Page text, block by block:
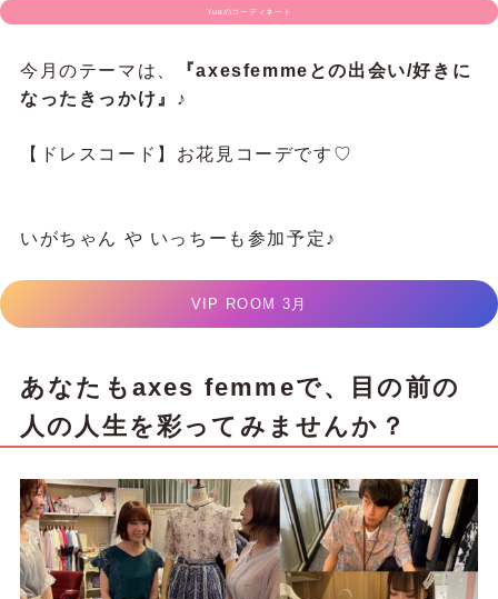
Yueのコーディネート
今月のテーマは、
『axesfemmeとの出会い/好きに
なったきっかけ』 ♪
【ドレスコード】お花見コーデです♡
いがちゃん や いっちーも参加予定♪
VIP ROOM 3月
あなたもaxes femmeで、目の前の
人の人生を彩ってみませんか？